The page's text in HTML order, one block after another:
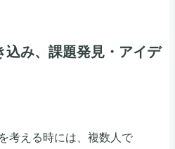
み、課題発見・アイデ
考える時には、複数人で